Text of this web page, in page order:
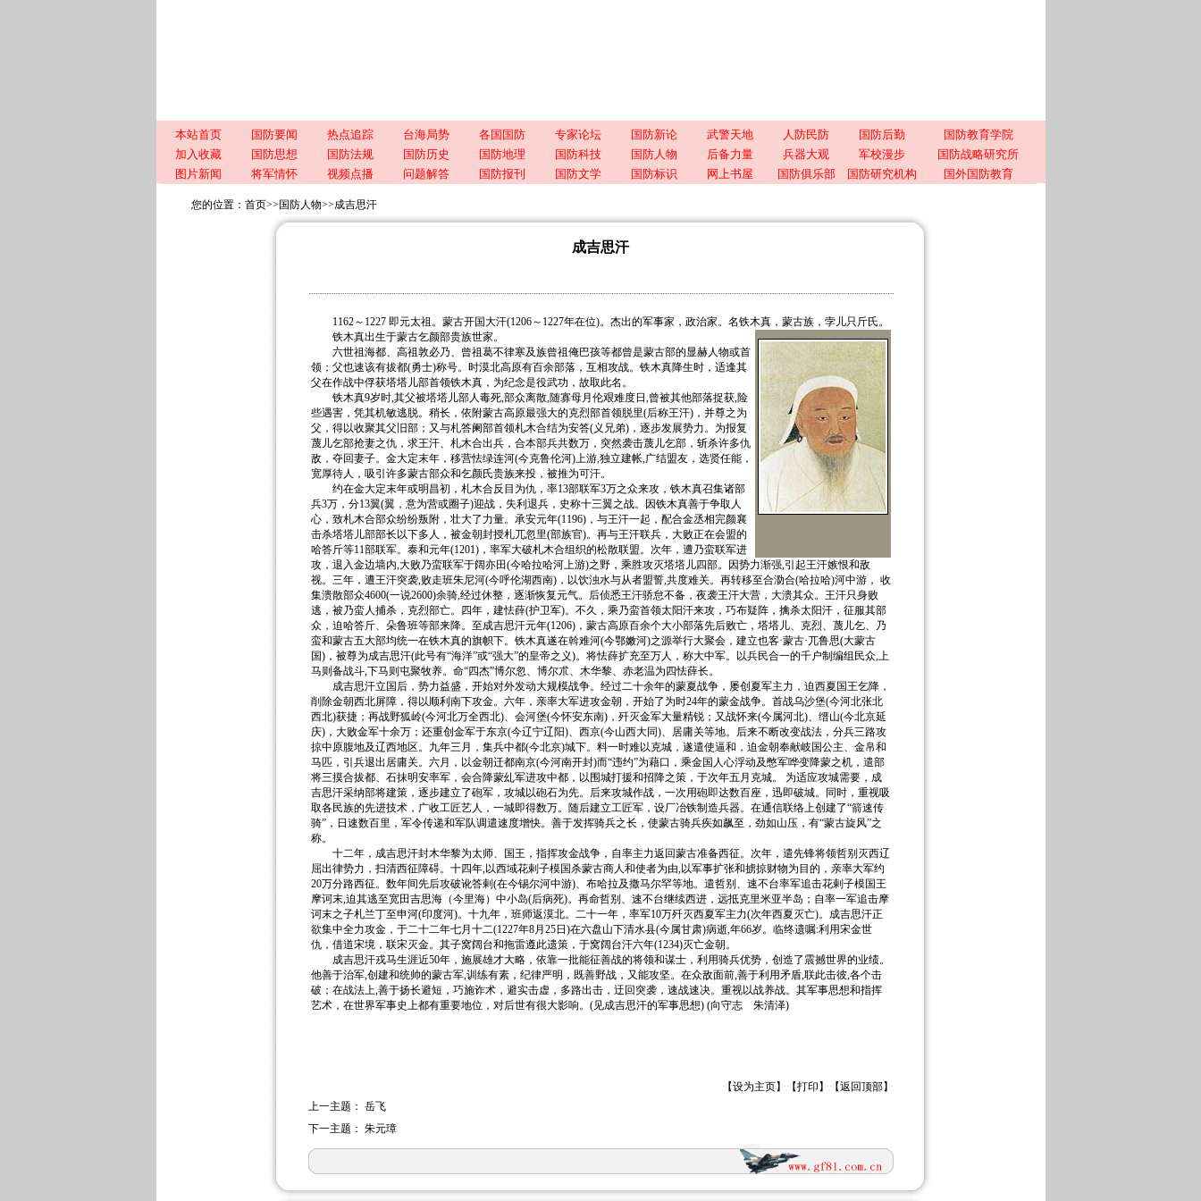
本站首页 国防要闻 热点追踪 台海局势 各国国防 专家论坛 国防新论 武警天地 人防民防 国防后勤
国防教育学院
加入收藏
国防思想 国防法规 国防历史 国防地理 国防科技 国防人物 后备力量 兵器大观 军校漫步
国防战略研究所
图片新闻
将军情怀 视频点播 问题解答 国防报刊 国防文学 国防标识 网上书屋 国防俱乐部 国防研究机构 国外国防教育
您的位置： 首页>> 国防人物>>成吉思汗
成吉思汗
1162～1227 即元太祖。蒙古开国大汗(1206～1227年在位)。杰出的军事家，政治家。名铁木真，蒙古族，孛儿只斤氏。
铁木真出生于蒙古乞颜部贵族世家。
六世祖海都、高祖敦必乃、曾祖葛不律寒及族曾祖俺巴孩等都曾是蒙古部的显赫人物或首
领；父也速该有拔都(勇士)称号。时漠北高原有百余部落，互相攻战。铁木真降生时，适逢其
父在作战中俘获塔塔儿部首领铁木真，为纪念是役武功，故取此名。
铁木真9岁时,其父被塔塔儿部人毒死,部众离散,随寡母月伦艰难度日,曾被其他部落捉获,险
些遇害，凭其机敏逃脱。稍长，依附蒙古高原最强大的克烈部首领脱里(后称王汗)，并尊之为
父，得以收聚其父旧部；又与札答阑部首领札木合结为安答(义兄弟)，逐步发展势力。为报复
蔑儿乞部抢妻之仇，求王汗、札木合出兵，合本部兵共数万，突然袭击蔑儿乞部，斩杀许多仇
敌，夺回妻子。金大定末年，移营怯绿连河(今克鲁伦河)上游,独立建帐,广结盟友，选贤任能，
宽厚待人，吸引许多蒙古部众和乞颜氏贵族来投，被推为可汗。
约在金大定末年或明昌初，札木合反目为仇，率13部联军3万之众来攻，铁木真召集诸部
兵3万，分13翼(翼，意为营或圈子)迎战，失利退兵，史称十三翼之战。因铁木真善于争取人
心，致札木合部众纷纷叛附，壮大了力量。承安元年(1196)，与王汗一起，配合金丞相完颜襄
击杀塔塔儿部部长以下多人，被金朝封授札兀忽里(部族官)。再与王汗联兵，大败正在会盟的
哈答斤等11部联军。泰和元年(1201)，率军大破札木合组织的松散联盟。次年，遭乃蛮联军进
攻，退入金边墙内,大败乃蛮联军于阔亦田(今哈拉哈河上游)之野，乘胜攻灭塔塔儿四部。因势力渐强,引起王汗嫉恨和敌
视。三年，遭王汗突袭,败走班朱尼河(今呼伦湖西南)，以饮浊水与从者盟誓,共度难关。再转移至合泐合(哈拉哈)河中游， 收
集溃散部众4600(一说2600)余骑,经过休整，逐渐恢复元气。后侦悉王汗骄怠不备，夜袭王汗大营，大溃其众。王汗只身败
逃，被乃蛮人捕杀，克烈部亡。四年，建怯薛(护卫军)。不久，乘乃蛮首领太阳汗来攻，巧布疑阵，擒杀太阳汗，征服其部
众，迫哈答斤、朵鲁班等部来降。至成吉思汗元年(1206)，蒙古高原百余个大小部落先后败亡，塔塔儿、克烈、蔑儿乞、乃
蛮和蒙古五大部均统一在铁木真的旗帜下。铁木真遂在斡难河(今鄂嫩河)之源举行大聚会，建立也客·蒙古·兀鲁思(大蒙古
国)，被尊为成吉思汗(此号有“海洋”或“强大”的皇帝之义)。将怯薛扩充至万人，称大中军。以兵民合一的千户制编组民众,上
马则备战斗,下马则屯聚牧养。命“四杰”博尔忽、博尔朮、木华黎、赤老温为四怯薛长。
成吉思汗立国后，势力益盛，开始对外发动大规模战争。经过二十余年的蒙夏战争，屡创夏军主力，迫西夏国王乞降，
削除金朝西北屏障，得以顺利南下攻金。六年，亲率大军进攻金朝，开始了为时24年的蒙金战争。首战乌沙堡(今河北张北
西北)获捷；再战野狐岭(今河北万全西北)、会河堡(今怀安东南)，歼灭金军大量精锐；又战怀来(今属河北)、缙山(今北京延
庆)，大败金军十余万；还重创金军于东京(今辽宁辽阳)、西京(今山西大同)、居庸关等地。后来不断改变战法，分兵三路攻
掠中原腹地及辽西地区。九年三月，集兵中都(今北京)城下。料一时难以克城，遂遣使逼和，迫金朝奉献岐国公主、金帛和
马匹，引兵退出居庸关。六月，以金朝迁都南京(今河南开封)而“违约”为藉口，乘金国人心浮动及憋军哗变降蒙之机，遣部
将三摸合拔都、石抹明安率军，会合降蒙乣军进攻中都，以围城打援和招降之策，于次年五月克城。 为适应攻城需要，成
吉思汗采纳部将建策，逐步建立了砲军，攻城以砲石为先。后来攻城作战，一次用砲即达数百座，迅即破城。同时，重视吸
取各民族的先进技术，广收工匠艺人，一城即得数万。随后建立工匠军，设厂冶铁制造兵器。在通信联络上创建了“箭速传
骑”，日速数百里，军令传递和军队调遣速度增快。善于发挥骑兵之长，使蒙古骑兵疾如飙至，劲如山压，有“蒙古旋风”之
称。
十二年，成吉思汗封木华黎为太师、国王，指挥攻金战争，自率主力返回蒙古准备西征。次年，遣先锋将领哲别灭西辽
屈出律势力，扫清西征障碍。十四年,以西域花剌子模国杀蒙古商人和使者为由,以军事扩张和掳掠财物为目的，亲率大军约
20万分路西征。数年间先后攻破讹答剌(在今锡尔河中游)、布哈拉及撒马尔罕等地。遣哲别、速不台率军追击花剌子模国王
摩诃末,迫其逃至宽田吉思海（今里海）中小岛(后病死)。再命哲别、速不台继续西进，远抵克里米亚半岛；自率一军追击摩
诃末之子札兰丁至申河(印度河)。十九年，班师返漠北。二十一年，率军10万歼灭西夏军主力(次年西夏灭亡)。成吉思汗正
欲集中全力攻金，于二十二年七月十二(1227年8月25日)在六盘山下清水县(今属甘肃)病逝,年66岁。临终遗嘱:利用宋金世
仇，借道宋境，联宋灭金。其子窝阔台和拖雷遵此遗策，于窝阔台汗六年(1234)灭亡金朝。
成吉思汗戎马生涯近50年，施展雄才大略，依靠一批能征善战的将领和谋士，利用骑兵优势，创造了震撼世界的业绩。
他善于治军,创建和统帅的蒙古军,训练有素，纪律严明，既善野战，又能攻坚。在众敌面前,善于利用矛盾,联此击彼,各个击
破；在战法上,善于扬长避短，巧施诈术，避实击虚，多路出击，迂回突袭，速战速决。重视以战养战。其军事思想和指挥
艺术，在世界军事史上都有重要地位，对后世有很大影响。(见成吉思汗的军事思想) (向守志 朱清泽)
【设为主页】【打印 】【返回顶部】
上一主题： 岳飞
下一主题： 朱元璋